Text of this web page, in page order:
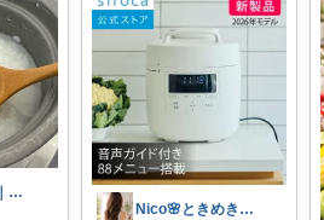
ここレク日和｜介護レク・介護グッズ
Nico🌸ときめきlog